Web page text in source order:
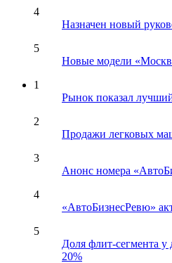
4
Назначен новый
5
Новые модели
1
Рынок показал лучший
2
Продажи легковых
3
Анонс номера
4
«АвтоБизнесРевю»
5
Доля флит-сегмента у
20%